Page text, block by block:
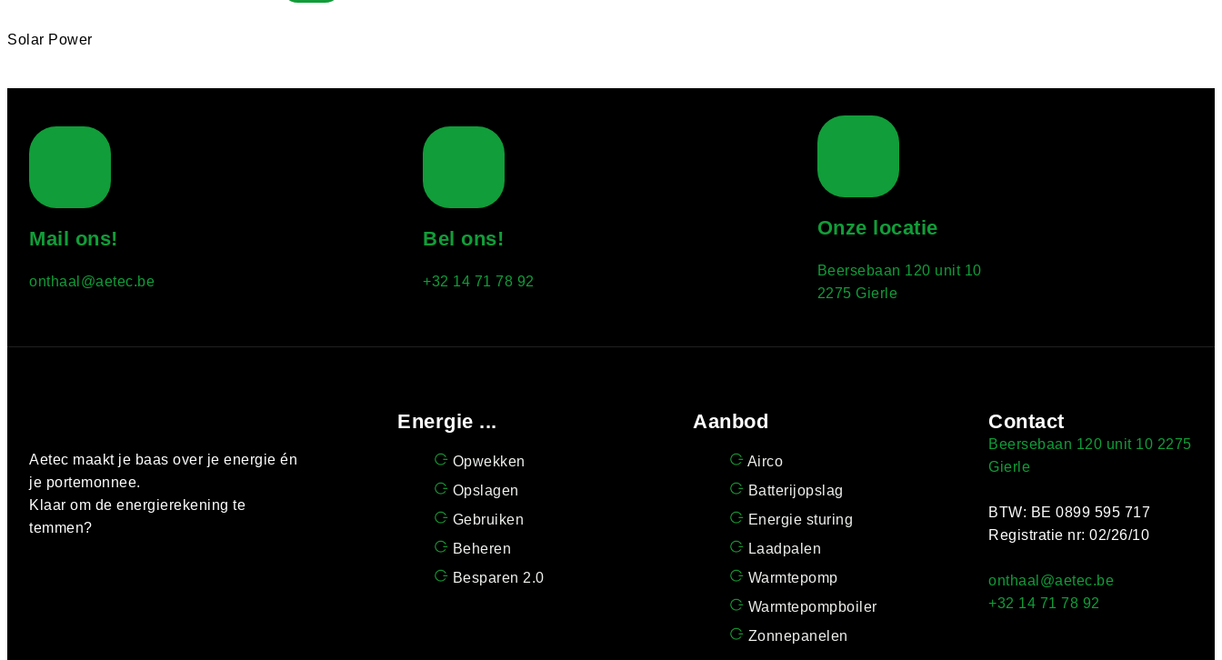
Solar Power
Mail ons!
onthaal@aetec.be
Bel ons!
+32 14 71 78 92
Onze locatie
Beersebaan 120 unit 10
2275 Gierle
Aetec maakt je baas over je energie én
je portemonnee.
Klaar om de energierekening te
temmen?
Energie ...
Opwekken
Opslagen
Gebruiken
Beheren
Besparen 2.0
Aanbod
Airco
Batterijopslag
Energie sturing
Laadpalen
Warmtepomp
Warmtepompboiler
Zonnepanelen
Contact
Beersebaan 120 unit 10 2275
Gierle
BTW: BE 0899 595 717
Registratie nr: 02/26/10
onthaal@aetec.be
+32 14 71 78 92